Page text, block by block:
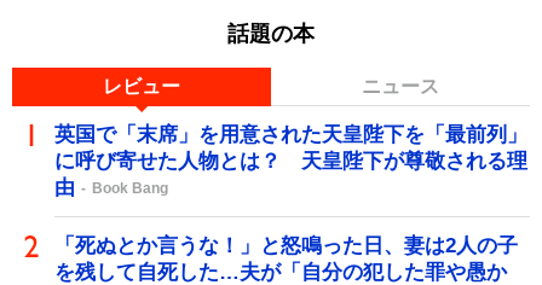
話題の本
レビュー ニュース
英国で「末席」を用意された天皇陛下を「最前列」
に呼び寄せた人物とは？ 天皇陛下が尊敬される理
由
Book Bang
「死ぬとか言うな！」と怒鳴った日、妻は2人の子
を残して自死した…夫が「自分の犯した罪や愚か